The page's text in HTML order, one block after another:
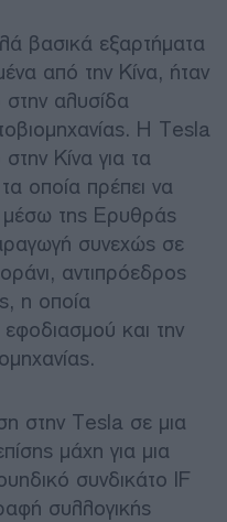
βασικά εξαρτήματα
από την Κίνα, ήταν
αλυσίδα
Η Tesla
Κίνα για τα
οποία πρέπει να
της Ερυθράς
συνεχώς σε
αντιπρόεδρος
η οποία
και την
στην Tesla σε μια
μάχη για μια
συνδικάτο IF
συλλογικής